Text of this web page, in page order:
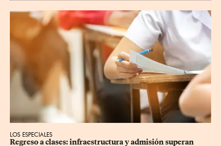
LOS ESPECIALES
Regreso a clases: infraestructura y admisión superan